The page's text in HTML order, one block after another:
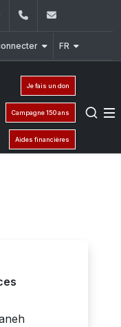
YouTube+961 (1) 421 368
FR
Je fais un don
Campagne 150 ans
Aides financières